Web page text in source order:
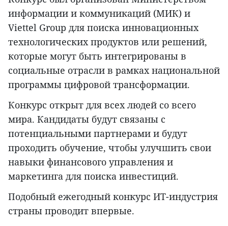
информации и коммуникаций (МИК) и
Viettel Group для поиска инновационных
технологических продуктов или решений,
которые могут быть интегрированы в
социальные отрасли в рамках национальной
программы цифровой трансформации.
Конкурс открыт для всех людей со всего
мира. Кандидаты будут связаны с
потенциальными партнерами и будут
проходить обучение, чтобы улучшить свои
навыки финансового управления и
маркетинга для поиска инвестиций.
Подобный ежегодный конкурс ИТ-индустрия
страны проводит впервые.